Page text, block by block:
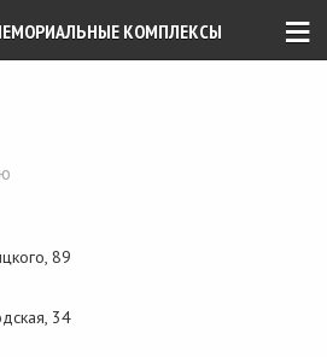
≡
КОМПЛЕКСЫ
89
34